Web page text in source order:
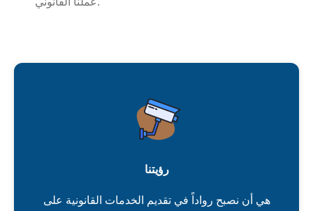
رؤيتنا
هي أن نصبح رواداً في تقديم الخدمات القانونية على